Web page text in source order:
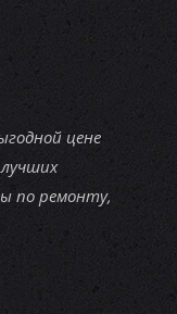
цене
по ремонту,